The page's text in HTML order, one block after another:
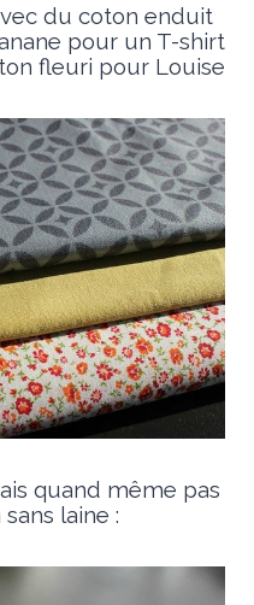
du coton enduit
pour un T-shirt
fleuri pour Louise
quand même pas
laine :